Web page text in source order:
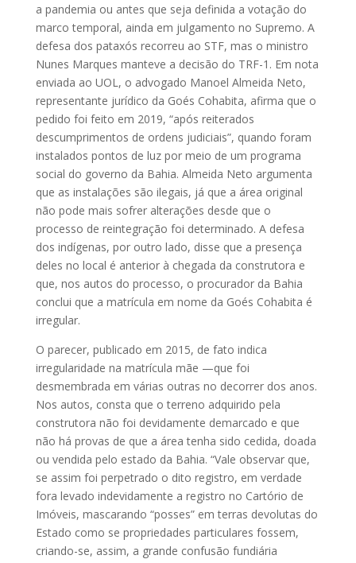
a pandemia ou antes que seja definida a votação do
marco temporal, ainda em julgamento no Supremo. A
defesa dos pataxós recorreu ao STF, mas o ministro
Nunes Marques manteve a decisão do TRF-1. Em nota
enviada ao UOL, o advogado Manoel Almeida Neto,
representante jurídico da Goés Cohabita, afirma que o
pedido foi feito em 2019, “após reiterados
descumprimentos de ordens judiciais”, quando foram
instalados pontos de luz por meio de um programa
social do governo da Bahia. Almeida Neto argumenta
que as instalações são ilegais, já que a área original
não pode mais sofrer alterações desde que o
processo de reintegração foi determinado. A defesa
dos indígenas, por outro lado, disse que a presença
deles no local é anterior à chegada da construtora e
que, nos autos do processo, o procurador da Bahia
conclui que a matrícula em nome da Goés Cohabita é
irregular.
O parecer, publicado em 2015, de fato indica
irregularidade na matrícula mãe —que foi
desmembrada em várias outras no decorrer dos anos.
Nos autos, consta que o terreno adquirido pela
construtora não foi devidamente demarcado e que
não há provas de que a área tenha sido cedida, doada
ou vendida pelo estado da Bahia. “Vale observar que,
se assim foi perpetrado o dito registro, em verdade
fora levado indevidamente a registro no Cartório de
Imóveis, mascarando “posses” em terras devolutas do
Estado como se propriedades particulares fossem,
criando-se, assim, a grande confusão fundiária